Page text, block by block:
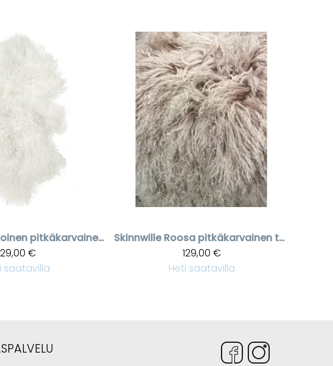
Valkoinen pitkäkarvainen talja Shansi
€
saatavilla
Skinnwille
Roosa pitkäkarvainen talja
129,00 €
Heti saatavilla